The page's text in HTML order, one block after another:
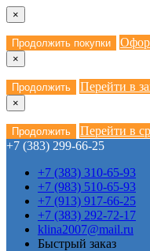
×
Продолжить покупки
×
Продолжить Перейти в
×
Продолжить
Перейти в
+7 (383) 299-66-25
+7 (383) 310-65-93
+7 (983) 510-65-93
+7 (913) 917-66-25
+7 (383) 292-72-17
klina2007@mail.ru
Быстрый заказ